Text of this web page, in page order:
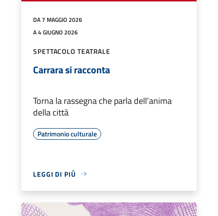
DA 7 MAGGIO 2026
A 4 GIUGNO 2026
SPETTACOLO TEATRALE
Carrara si racconta
Torna la rassegna che parla dell’anima
della città
Patrimonio culturale
LEGGI DI PIÙ